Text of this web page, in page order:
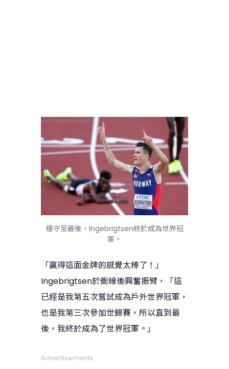
穩守至最後，Ingebrigtsen終於成為世界冠
軍。
「贏得這面金牌的感覺太棒了！」
Ingebrigtsen於衝線後興奮振臂，「這
已經是我第五次嘗試成為戶外世界冠軍，
也是我第三次參加世錦賽，所以直到最
後，我終於成為了世界冠軍。」
Advertisements